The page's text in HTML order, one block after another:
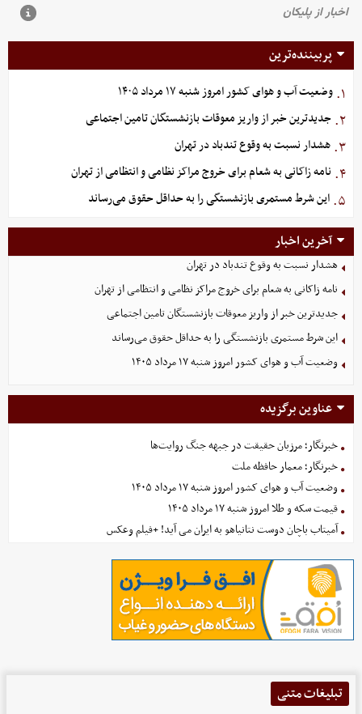
پربیننده‌ترین
۱. وضعیت آب و هوای کشور امروز شنبه ۱۷ مرداد ۱۴۰۵
۲. جدیدترین خبر از واریز معوقات بازنشستگان تامین اجتماعی
۳. هشدار نسبت به وقوع تندباد در تهران
۴. نامه زاکانی به شعام برای خروج مراکز نظامی و انتظامی از تهران
۵. این شرط مستمری بازنشستگی را به حداقل حقوق می‌رساند
آخرین اخبار
هشدار نسبت به وقوع تندباد در تهران
نامه زاکانی به شعام برای خروج مراکز نظامی و انتظامی از تهران
جدیدترین خبر از واریز معوقات بازنشستگان تامین اجتماعی
این شرط مستمری بازنشستگی را به حداقل حقوق می‌رساند
وضعیت آب و هوای کشور امروز شنبه ۱۷ مرداد ۱۴۰۵
عناوین برگزیده
خبرنگار؛ مرزبان حقیقت در جبهه جنگ روایت‌ها
خبرنگار؛ معمار حافظه ملت
وضعیت آب و هوای کشور امروز شنبه ۱۷ مرداد ۱۴۰۵
قیمت سکه و طلا امروز شنبه ۱۷ مرداد ۱۴۰۵
آمیتاب باچان دوست نتانیاهو به ایران می آید! +فیلم وعکس
تبلیغات متنی